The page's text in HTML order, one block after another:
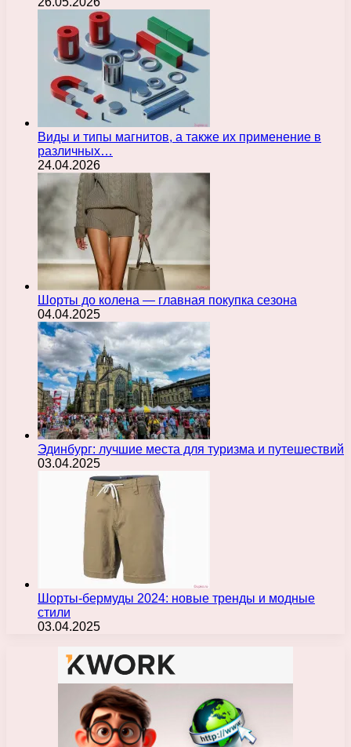
Виды и типы магнитов, а также их применение в
различных…
24.04.2026
Шорты до колена — главная покупка сезона
04.04.2025
Эдинбург: лучшие места для туризма и путешествий
03.04.2025
Шорты-бермуды 2024: новые тренды и модные
стили
03.04.2025